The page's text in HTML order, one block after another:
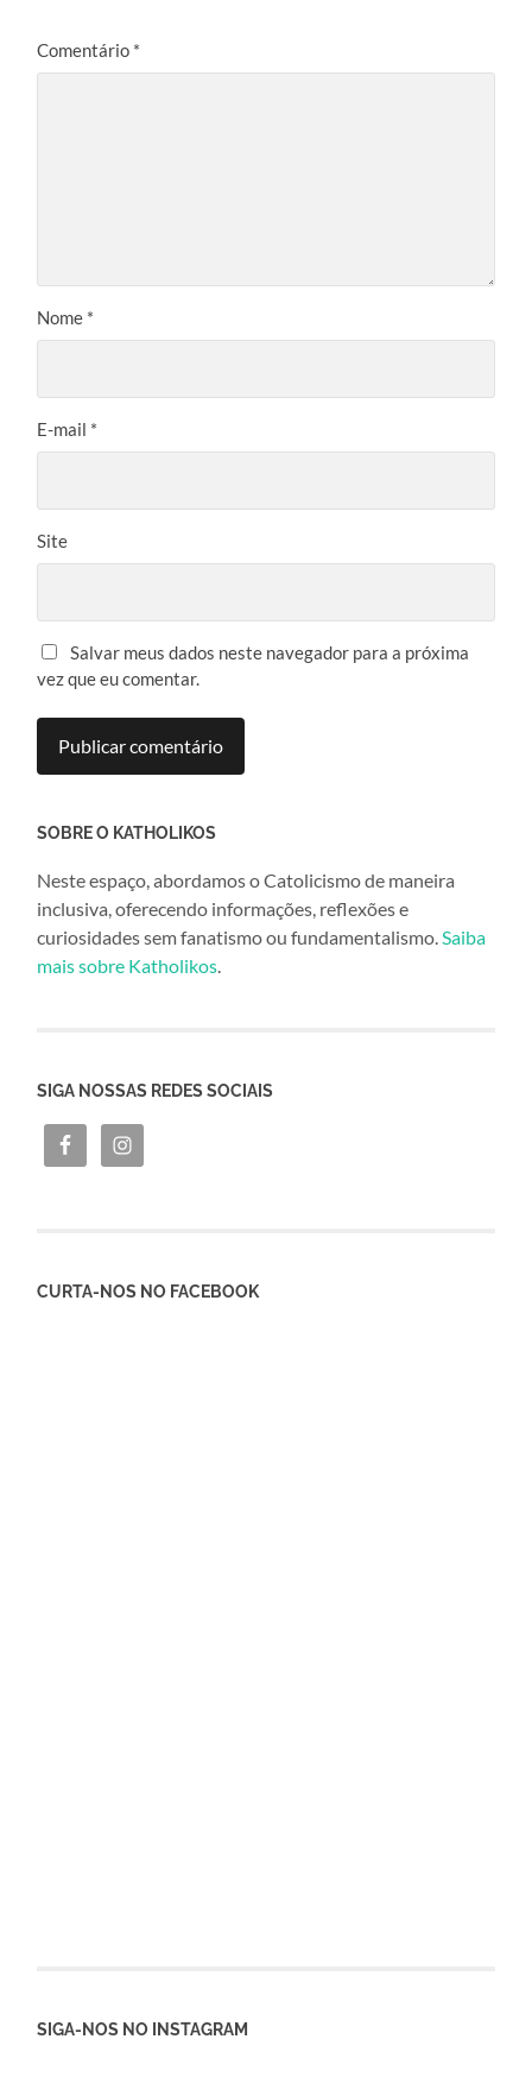
Comentário *
Nome *
E-mail *
Site
Salvar meus dados neste navegador para a próxima
vez que eu comentar.
SOBRE O KATHOLIKOS
Neste espaço, abordamos o Catolicismo de maneira
inclusiva, oferecendo informações, reflexões e
curiosidades sem fanatismo ou fundamentalismo.Saiba
mais sobre Katholikos.
SIGA NOSSAS REDES SOCIAIS
CURTA-NOS NO FACEBOOK
SIGA-NOS NO INSTAGRAM